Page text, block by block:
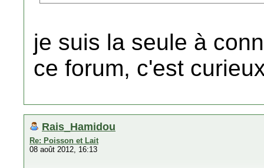
je suis la seule à
ce forum, c'est
Rais_Hamidou
Re: Poisson et Lait
08 août 2012, 16:13